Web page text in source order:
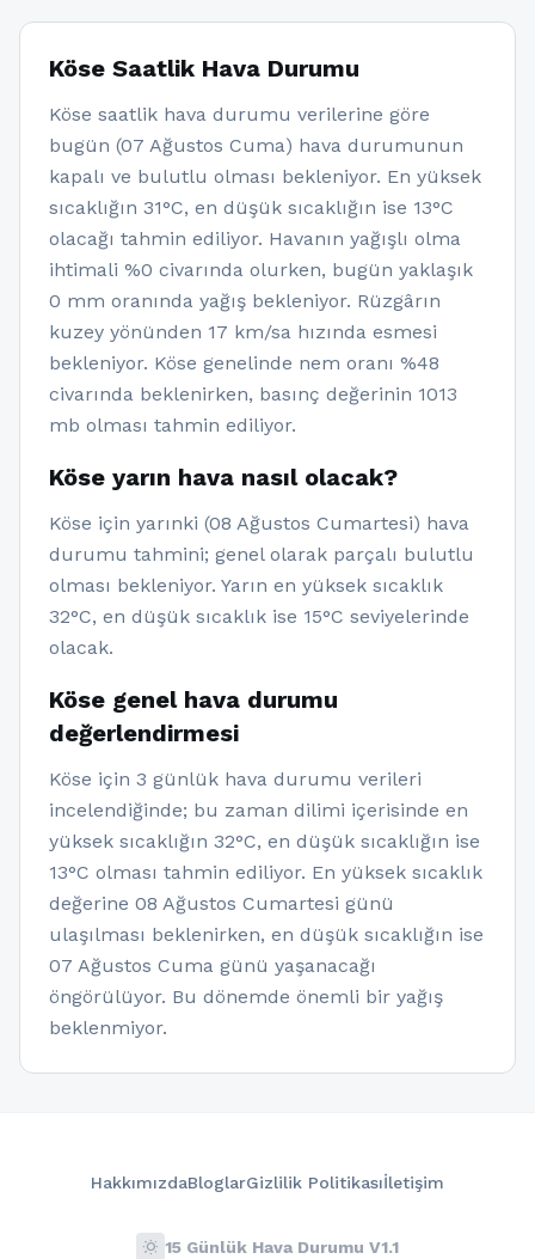
Köse Saatlik Hava Durumu
Köse saatlik hava durumu verilerine göre
bugün (07 Ağustos Cuma) hava durumunun
kapalı ve bulutlu olması bekleniyor. En yüksek
sıcaklığın 31°C, en düşük sıcaklığın ise 13°C
olacağı tahmin ediliyor. Havanın yağışlı olma
ihtimali %0 civarında olurken, bugün yaklaşık
0 mm oranında yağış bekleniyor. Rüzgârın
kuzey yönünden 17 km/sa hızında esmesi
bekleniyor. Köse genelinde nem oranı %48
civarında beklenirken, basınç değerinin 1013
mb olması tahmin ediliyor.
Köse yarın hava nasıl olacak?
Köse için yarınki (08 Ağustos Cumartesi) hava
durumu tahmini; genel olarak parçalı bulutlu
olması bekleniyor. Yarın en yüksek sıcaklık
32°C, en düşük sıcaklık ise 15°C seviyelerinde
olacak.
Köse genel hava durumu
değerlendirmesi
Köse için 3 günlük hava durumu verileri
incelendiğinde; bu zaman dilimi içerisinde en
yüksek sıcaklığın 32°C, en düşük sıcaklığın ise
13°C olması tahmin ediliyor. En yüksek sıcaklık
değerine 08 Ağustos Cumartesi günü
ulaşılması beklenirken, en düşük sıcaklığın ise
07 Ağustos Cuma günü yaşanacağı
öngörülüyor. Bu dönemde önemli bir yağış
beklenmiyor.
HakkımızdaBloglarGizlilik Politikasıİletişim
wb_sunny 15 Günlük Hava Durumu V1.1